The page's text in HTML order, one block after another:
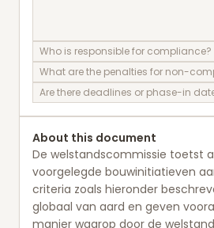
Who is responsible for compliance?
What are the penalties for non-
Are there deadlines or phase-in
About this document
De welstandscommissie toetst
voorgelegde bouwinitiatieven
criteria zoals hieronder
globaal van aard en geven
manier waarop door de